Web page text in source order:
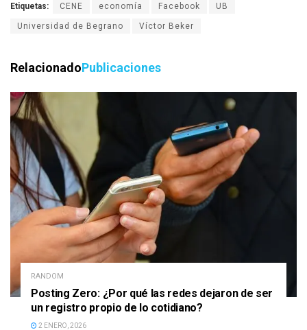
Etiquetas: CENE economía Facebook UB
Universidad de Begrano Víctor Beker
RelacionadoPublicaciones
RANDOM
Posting Zero: ¿Por qué las redes dejaron de ser
un registro propio de lo cotidiano?
2 ENERO, 2026